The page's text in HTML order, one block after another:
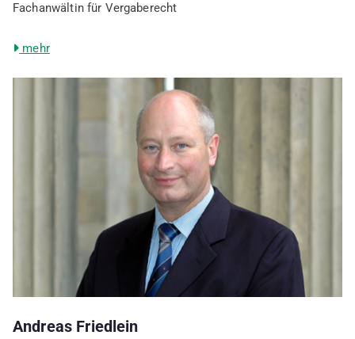
Fachanwältin für Vergaberecht
mehr
Andreas Friedlein